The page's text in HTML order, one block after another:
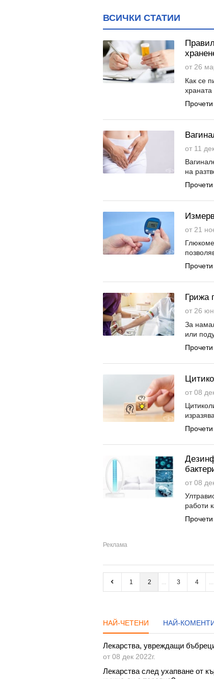
ВСИЧКИ СТАТИИ
от 26
Как се
храната
от 11
на
от 21
Грижа
от 26
За
или
от 08
от 08
работи
1 2 3 4
НАЙ-ЧЕТЕНИ НАЙ-
Лекарства, увреждащи
от 08 дек 2022г.
Лекарства след ухапване от